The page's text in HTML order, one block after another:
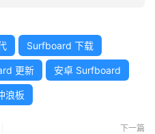
Surfboard 下载
更新 安卓 Surfboard
浪板
下一篇